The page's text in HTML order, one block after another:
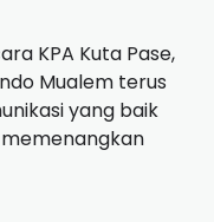
KPA Kuta Pase,
Mualem terus
yang baik